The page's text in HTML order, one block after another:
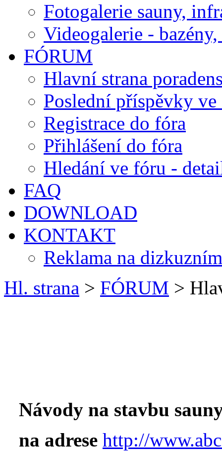
Fotogalerie sauny,
Videogalerie - bazény,
FÓRUM
Hlavní strana
Poslední příspěvky
Registrace do fóra
Přihlášení do fóra
Hledání ve fóru -
FAQ
DOWNLOAD
KONTAKT
Reklama na
Hl. strana > FÓRUM >
Návody na stavbu
na adrese http://